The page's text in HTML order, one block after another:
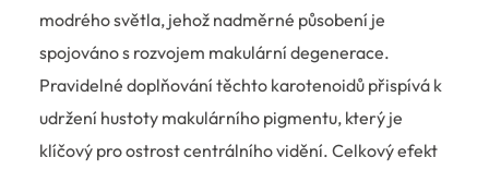
modrého světla, jehož nadměrné působení je
spojováno s rozvojem makulární degenerace.
Pravidelné doplňování těchto karotenoidů přispívá k
udržení hustoty makulárního pigmentu, který je
klíčový pro ostrost centrálního vidění. Celkový efekt